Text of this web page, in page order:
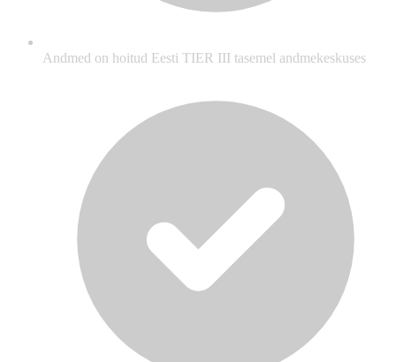
Andmed on hoitud Eesti TIER III tasemel andmekeskuses